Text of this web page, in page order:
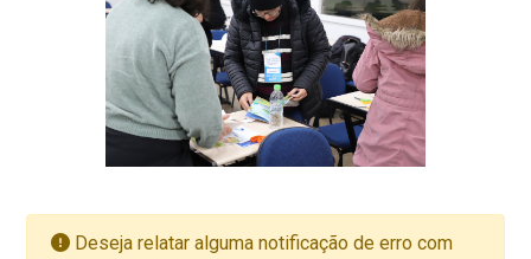
Deseja relatar alguma notificação de erro com